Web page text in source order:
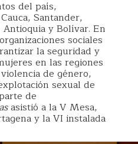
del país,
Santander,
y Bolívar. En
sociales
la seguridad y
en las regiones
de género,
sexual de
de
asistió a la V Mesa,
y la VI instalada